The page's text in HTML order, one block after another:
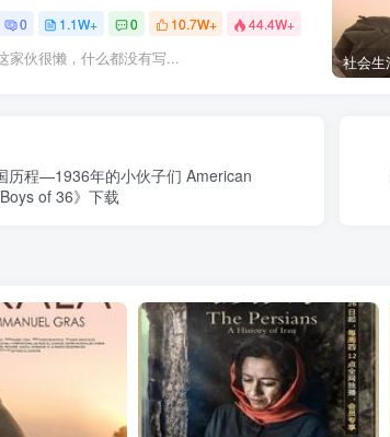
0 1.1W+ 0 10.7W+ 44.4W+
家伙很懒，什么都没有写...
历程—1936年的小伙子们 American
of 36》下载